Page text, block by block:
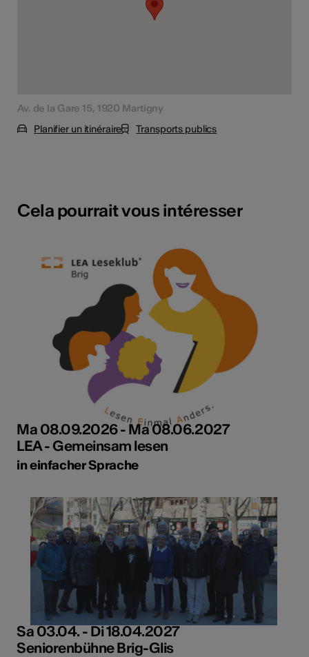
Av. de la Gare 15, 1920 Martigny
Planifier un itinéraire
Transports publics
Cela pourrait vous intéresser
Ma 08.09.2026 - Ma 08.06.2027
LEA - Gemeinsam lesen
in einfacher Sprache
Sa 03.04. - Di 18.04.2027
Seniorenbühne Brig-Glis